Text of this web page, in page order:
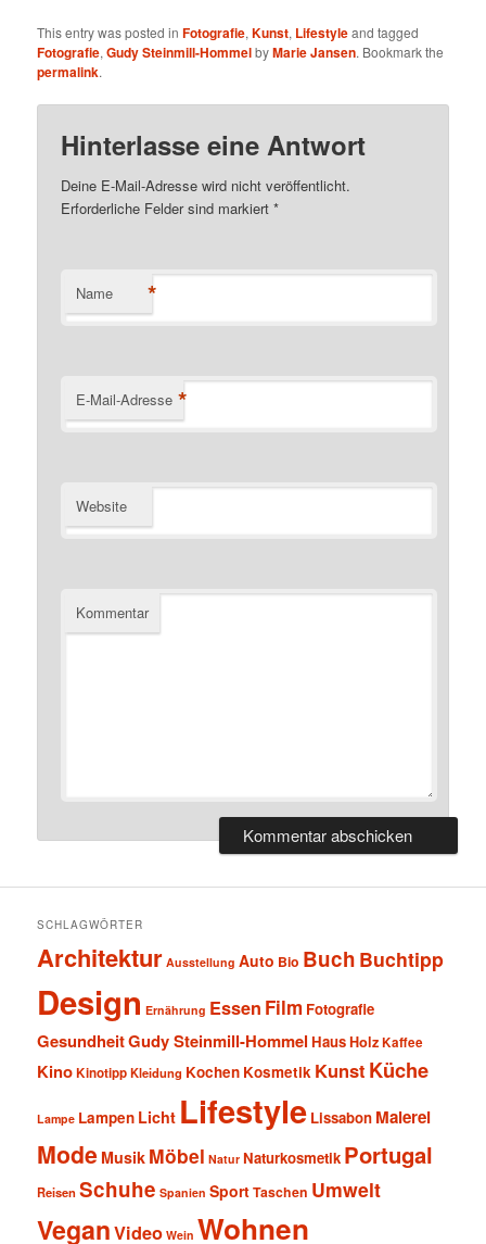
This entry was posted inFotografie,Kunst, Lifestyleand tagged
Fotografie,Gudy Steinmill-HommelbyMarie Jansen. Bookmark the
permalink.
Hinterlasse eine Antwort
Deine E-Mail-Adresse wird nicht veröffentlicht.
Erforderliche Felder sind markiert*
Name *
E-Mail-Adresse *
Website
Kommentar
SCHLAGWÖRTER
Architektur Ausstellung Auto Bio Buch Buchtipp
Design Ernährung Essen Film Fotografie
GesundheitGudy Steinmill-Hommel HausHolzKaffee
KinoKinotippKleidung Kochen Kosmetik Kunst Küche
Lampe Lampen Licht Lifestyle Lissabon Malerei
Mode Musik Möbel Natur Naturkosmetik Portugal
ReisenSchuhe Spanien SportTaschen Umwelt
VeganVideo Wein Wohnen